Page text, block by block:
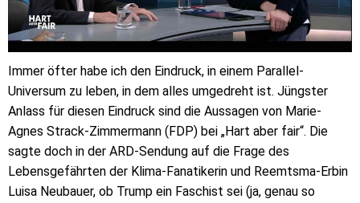
Immer öfter habe ich den Eindruck, in einem Parallel-
Universum zu leben, in dem alles umgedreht ist. Jüngster
Anlass für diesen Eindruck sind die Aussagen von Marie-
Agnes Strack-Zimmermann (FDP) bei „Hart aber fair“. Die
sagte doch in der ARD-Sendung auf die Frage des
Lebensgefährten der Klima-Fanatikerin und Reemtsma-Erbin
Luisa Neubauer, ob Trump ein Faschist sei (ja, genau so